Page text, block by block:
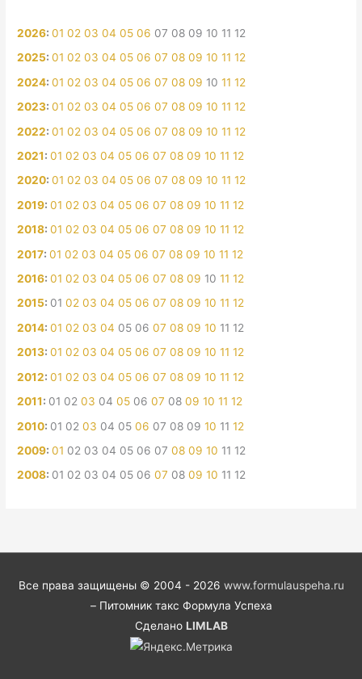
2026:01 02 03 04 05 06 07 08 09 10 11 12
2025:01 02 03 04 05 06 07 08 09 10 11 12
2024:01 02 03 04 05 06 07 08 09 10 11 12
2023:01 02 03 04 05 06 07 08 09 10 11 12
2022:01 02 03 04 05 06 07 08 09 10 11 12
2021:01 02 03 04 05 06 07 08 09 10 11 12
2020:01 02 03 04 05 06 07 08 09 10 11 12
2019:01 02 03 04 05 06 07 08 09 10 11 12
2018:01 02 03 04 05 06 07 08 09 10 11 12
2017:01 02 03 04 05 06 07 08 09 10 11 12
2016:01 02 03 04 05 06 07 08 09 10 11 12
2015: 01 02 03 04 05 06 07 08 09 10 11 12
2014:01 02 03 04 05 06 07 08 09 10 11 12
2013:01 02 03 04 05 06 07 08 09 10 11 12
2012:01 02 03 04 05 06 07 08 09 10 11 12
2011: 01 02 03 04 05 06 07 08 09 10 11 12
2010: 01 02 03 04 05 06 07 08 09 10 11 12
2009:01 02 03 04 05 06 07 08 09 10 11 12
2008: 01 02 03 04 05 06 07 08 09 10 11 12
Все права защищены © 2004 - 2026 www.formulauspeha.ru
– Питомник такс Формула Успеха
Сделано LIMLAB